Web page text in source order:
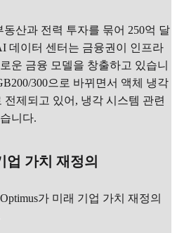
동산과 전력 투자를 묶어 250억 달
데이터 센터는 금융권이 인프라
운 금융 모델을 창출하고 있습니
300으로 바뀌면서 액체 냉각
전제되고 있어, 냉각 시스템 관련
니다.
업 가치 재정의
가 미래 기업 가치 재정의